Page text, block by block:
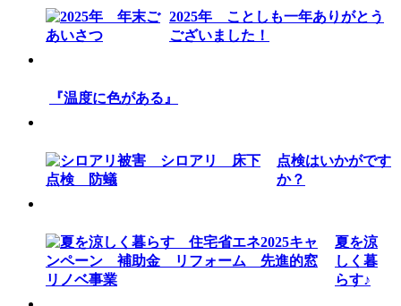
2025年 ことしも一年ありがとう
ございました！
『温度に色がある』
点検はいかがです
か？
夏を涼
しく暮
らす♪